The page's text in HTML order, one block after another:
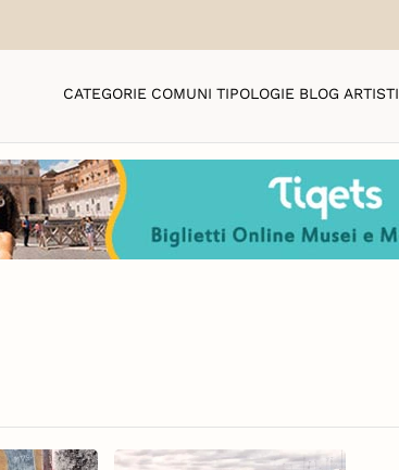
CATEGORIE COMUNI TIPOLOGIE BLOG ARTISTI